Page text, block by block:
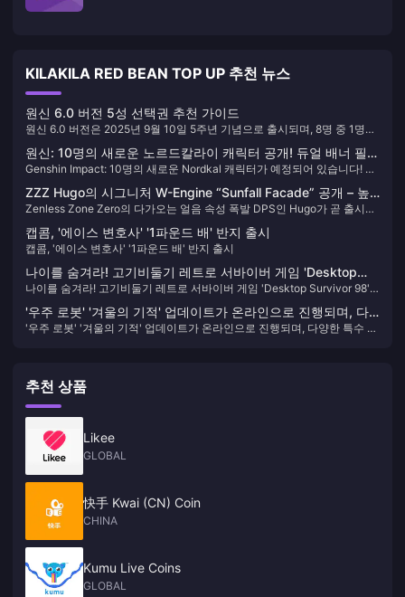
KILAKILA RED BEAN TOP UP 추천 뉴스
원신 6.0 버전 5성 선택권 추천 가이드
원신 6.0 버전은 2025년 9월 10일 5주년 기념으로 출시되며, 8명 중 1명의
택하고, 성능을 중시하는 플레이어는 타이나리, 각청 또는 모나를 선택하
며, 숙련된 플레이어는 자신의 파티를 보강하는 방향으로 선택하세요.
원신: 10명의 새로운 노르드칼라이 캐릭터 공개! 듀얼 배너 필수
뽑기!
Genshin Impact: 10명의 새로운 Nordkal 캐릭터가 예정되어 있습니다! 메
크!
ZZZ Hugo의 시그니처 W-Engine “Sunfall Facade” 공개 – 높
은 호환성 있지만 강력한 대안도 존재. 여전히 뽑을 가치가 있을
까?
Zenless Zone Zero의 다가오는 얼음 속성 폭발 DPS인 Hugo가 곧 출시됩
적으로 공개되었습니다. 뽑을 가치가 있을까요?
캡콤, '에이스 변호사' '1파운드 배' 반지 출시
캡콤, '에이스 변호사' '1파운드 배' 반지 출시
나이를 숨겨라! 고기비둘기 레트로 서바이버 게임 'Desktop
Survivor 98' 스팀 스토어 페이지 오픈
나이를 숨겨라! 고기비둘기 레트로 서바이버 게임 'Desktop Survivor 98'
'우주 로봇' '겨울의 기적' 업데이트가 온라인으로 진행되며, 다
양한 특수 로봇이 추가됩니다.
'우주 로봇' '겨울의 기적' 업데이트가 온라인으로 진행되며, 다양한 특수 로
추천 상품
Likee
GLOBAL
快手 Kwai (CN) Coin
CHINA
Kumu Live Coins
GLOBAL